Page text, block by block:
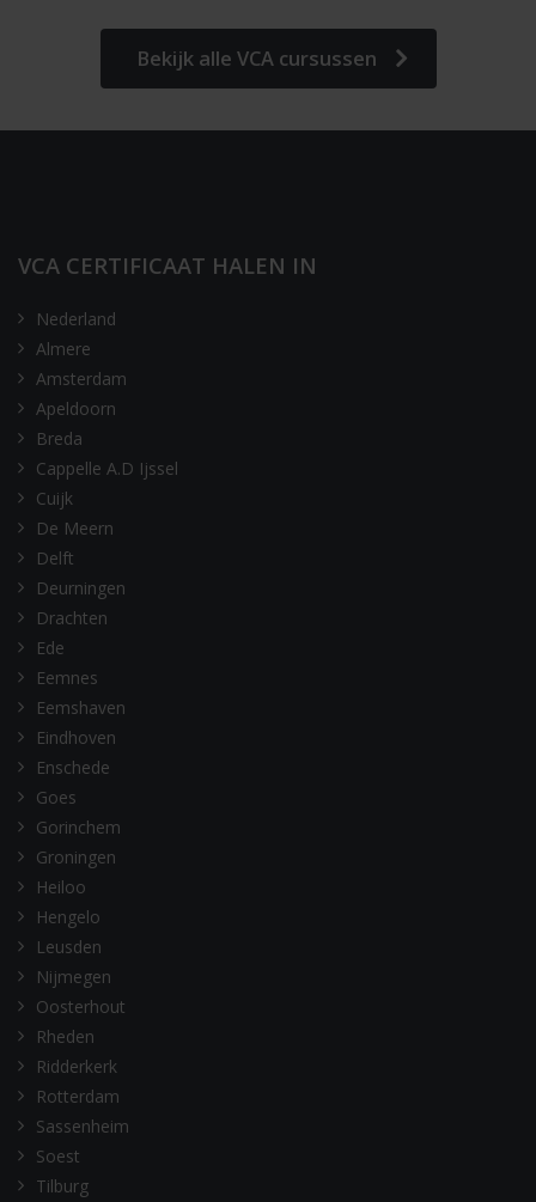
Bekijk alle VCA cursussen
VCA CERTIFICAAT HALEN IN
Nederland
Almere
Amsterdam
Apeldoorn
Breda
Cappelle A.D Ijssel
Cuijk
De Meern
Delft
Deurningen
Drachten
Ede
Eemnes
Eemshaven
Eindhoven
Enschede
Goes
Gorinchem
Groningen
Heiloo
Hengelo
Leusden
Nijmegen
Oosterhout
Rheden
Ridderkerk
Rotterdam
Sassenheim
Soest
Tilburg